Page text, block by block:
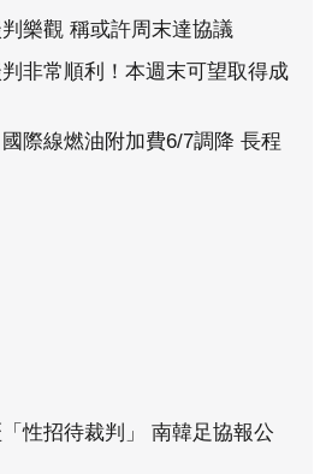
樂觀 稱或許周末達協議
非常順利！本週末可望取得成
際線燃油附加費6/7調降 長程
性招待裁判」 南韓足協報公